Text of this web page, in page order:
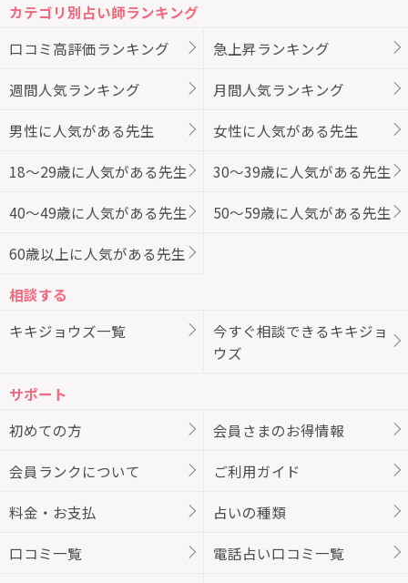
カテゴリ別占い師ランキング
口コミ高評価ランキング
急上昇ランキング
週間人気ランキング 月間人気ランキング
男性に人気がある先生 女性に人気がある先生
18～29歳に人気がある先生 30～39歳に人気がある先生
40～49歳に人気がある先生 50～59歳に人気がある先生
60歳以上に人気がある先生
相談する
キキジョウズ一覧
今すぐ相談できるキキジョ
ウズ
サポート
初めての方
会員さまのお得情報
会員ランクについて ご利用ガイド
料金・お支払 占いの種類
口コミ一覧 電話占い口コミ一覧